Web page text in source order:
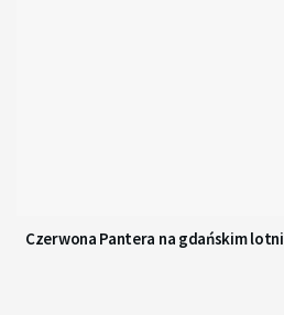
Czerwona Pantera na gdańskim